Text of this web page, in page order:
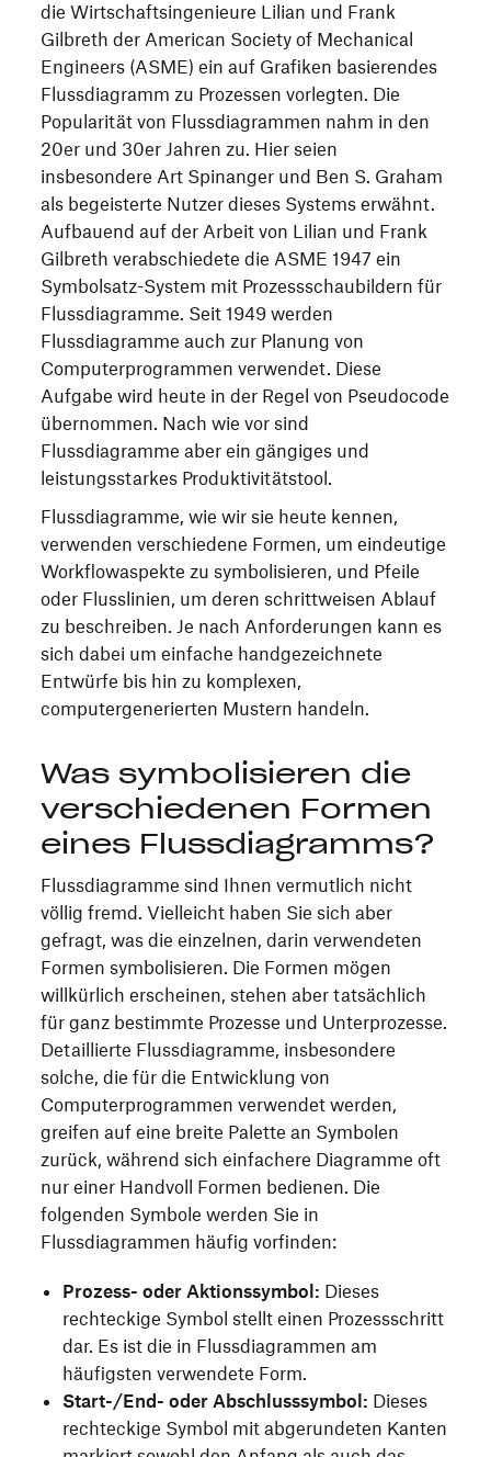
die Wirtschaftsingenieure Lilian und Frank
Gilbreth der American Society of Mechanical
Engineers (ASME) ein auf Grafiken basierendes
Flussdiagramm zu Prozessen vorlegten. Die
Popularität von Flussdiagrammen nahm in den
20er und 30er Jahren zu. Hier seien
insbesondere Art Spinanger und Ben S. Graham
als begeisterte Nutzer dieses Systems erwähnt.
Aufbauend auf der Arbeit von Lilian und Frank
Gilbreth verabschiedete die ASME 1947 ein
Symbolsatz-System mit Prozessschaubildern für
Flussdiagramme. Seit 1949 werden
Flussdiagramme auch zur Planung von
Computerprogrammen verwendet. Diese
Aufgabe wird heute in der Regel von Pseudocode
übernommen. Nach wie vor sind
Flussdiagramme aber ein gängiges und
leistungsstarkes Produktivitätstool.
Flussdiagramme, wie wir sie heute kennen,
verwenden verschiedene Formen, um eindeutige
Workflowaspekte zu symbolisieren, und Pfeile
oder Flusslinien, um deren schrittweisen Ablauf
zu beschreiben. Je nach Anforderungen kann es
sich dabei um einfache handgezeichnete
Entwürfe bis hin zu komplexen,
computergenerierten Mustern handeln.
Was symbolisieren die
verschiedenen Formen
eines Flussdiagramms?
Flussdiagramme sind Ihnen vermutlich nicht
völlig fremd. Vielleicht haben Sie sich aber
gefragt, was die einzelnen, darin verwendeten
Formen symbolisieren. Die Formen mögen
willkürlich erscheinen, stehen aber tatsächlich
für ganz bestimmte Prozesse und Unterprozesse.
Detaillierte Flussdiagramme, insbesondere
solche, die für die Entwicklung von
Computerprogrammen verwendet werden,
greifen auf eine breite Palette an Symbolen
zurück, während sich einfachere Diagramme oft
nur einer Handvoll Formen bedienen. Die
folgenden Symbole werden Sie in
Flussdiagrammen häufig vorfinden:
Prozess- oder Aktionssymbol: Dieses
rechteckige Symbol stellt einen Prozessschritt
dar. Es ist die in Flussdiagrammen am
häufigsten verwendete Form.
Start-/End- oder Abschlusssymbol: Dieses
rechteckige Symbol mit abgerundeten Kanten